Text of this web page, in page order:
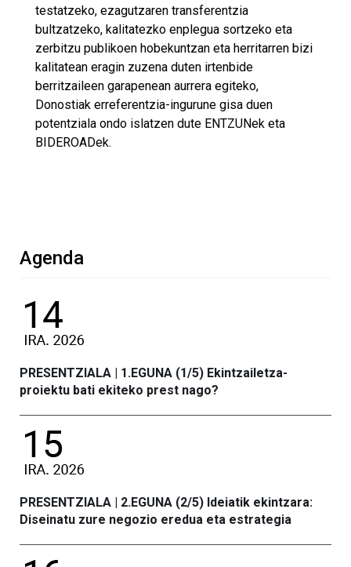
testatzeko, ezagutzaren transferentzia
bultzatzeko, kalitatezko enplegua sortzeko eta
zerbitzu publikoen hobekuntzan eta herritarren bizi
kalitatean eragin zuzena duten irtenbide
berritzaileen garapenean aurrera egiteko,
Donostiak erreferentzia-ingurune gisa duen
potentziala ondo islatzen dute ENTZUNek eta
BIDEROADek.
Agenda
PRESENTZIALA | 1.EGUNA (1/5) Ekintzailetza-
proiektu bati ekiteko prest nago?
PRESENTZIALA | 2.EGUNA (2/5) Ideiatik ekintzara:
Diseinatu zure negozio eredua eta estrategia